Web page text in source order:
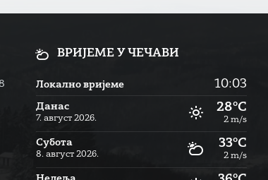
ВРИЈЕМЕ У ЧЕЧАВИ
Локално вријеме 10:03
Данас
7. август 2026.
28°C
2 m/s
Субота
8. август 2026.
33°C
2 m/s